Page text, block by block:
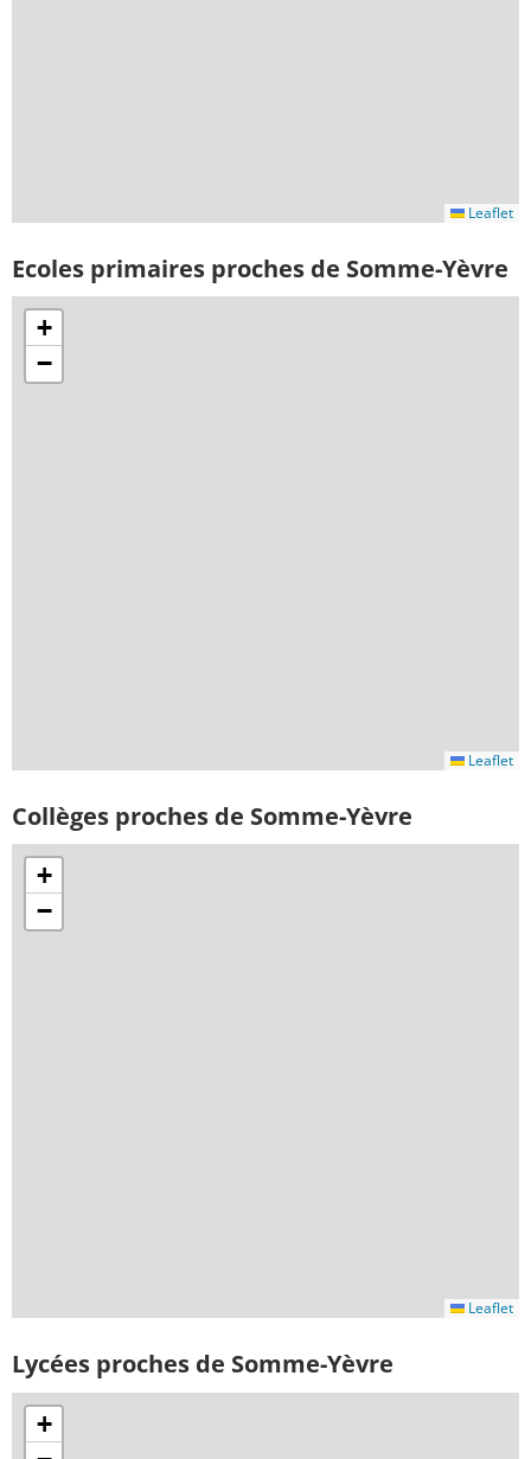
Leaflet
Ecoles primaires proches de Somme-Yèvre
+
−
Leaflet
Collèges proches de Somme-Yèvre
+
−
Leaflet
Lycées proches de Somme-Yèvre
+